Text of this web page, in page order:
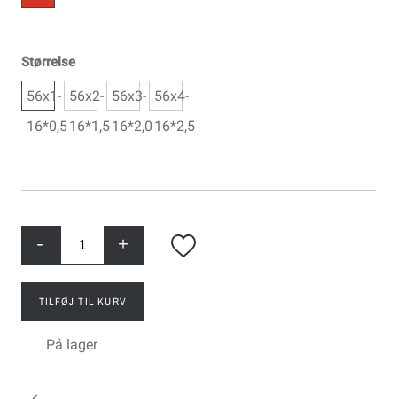
Størrelse
56x1-
16*0,5
56x2-
16*1,5
56x3-
16*2,0
56x4-
16*2,5
- +
TILFØJ TIL KURV
På lager